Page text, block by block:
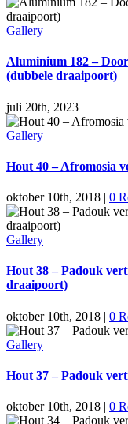
Gallery
Aluminium 182 –
(dubbele draaipoort)
juli 20th, 2023
Gallery
Hout 40 – Afromosia
oktober 10th, 2018 | 0
Gallery
Hout 38 – Padouk
draaipoort)
oktober 10th, 2018 | 0
Gallery
Hout 37 – Padouk
oktober 10th, 2018 | 0